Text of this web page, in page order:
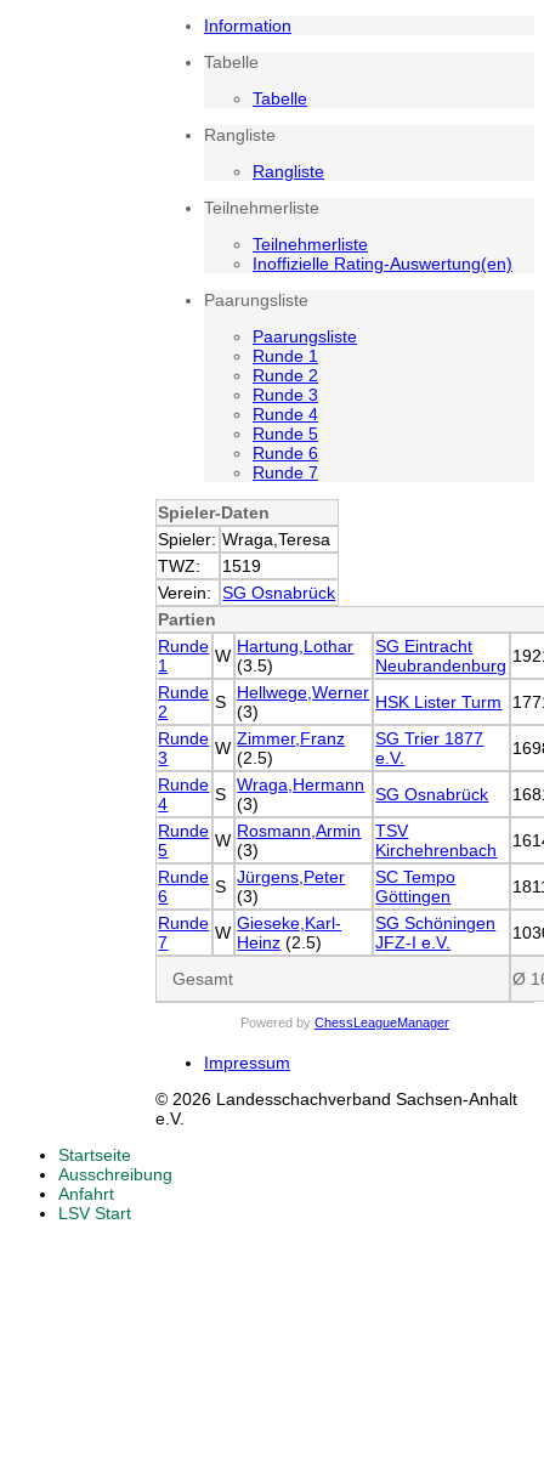
Information
Tabelle
Tabelle
Rangliste
Rangliste
Teilnehmerliste
Teilnehmerliste
Inoffizielle Rating-Auswertung(en)
Paarungsliste
Paarungsliste
Runde 1
Runde 2
Runde 3
Runde 4
Runde 5
Runde 6
Runde 7
Spieler-Daten
Spieler: Wraga,Teresa
TWZ:
1519
Verein:
SG Osnabrück
Partien
Runde
1
W Hartung,Lothar
(3.5)
SG Eintracht
Neubrandenburg
Runde
2
S
Hellwege,Werner
(3)
HSK Lister Turm
Runde
3
W Zimmer,Franz
(2.5)
SG Trier 1877
e.V.
Runde
4
S Wraga,Hermann
(3)
SG Osnabrück
Runde
5
W Rosmann,Armin
(3)
TSV
Kirchehrenbach
Runde
6
S Jürgens,Peter
(3)
SC Tempo
Göttingen
Runde
7
W Gieseke,Karl-
Heinz (2.5)
SG Schöningen
JFZ-I e.V.
Gesamt Ø
Powered by ChessLeagueManager
Impressum
© 2026 Landesschachverband Sachsen-Anhalt
e.V.
Startseite
Ausschreibung
Anfahrt
LSV Start